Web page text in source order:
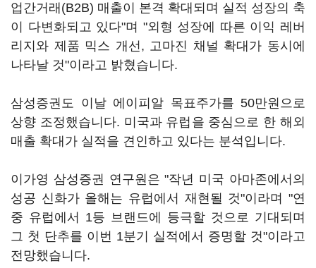
업간거래(B2B) 매출이 본격 확대되며 실적 성장의 축
이 다변화되고 있다"며 "외형 성장에 따른 이익 레버
리지와 제품 믹스 개선, 고마진 채널 확대가 동시에
나타날 것"이라고 밝혔습니다.
삼성증권도 이날 에이피알 목표주가를 50만원으로
상향 조정했습니다. 미국과 유럽을 중심으로 한 해외
매출 확대가 실적을 견인하고 있다는 분석입니다.
이가영 삼성증권 연구원은 "작년 미국 아마존에서의
성공 신화가 올해는 유럽에서 재현될 것"이라며 "연
중 유럽에서 1등 브랜드에 등극할 것으로 기대되며
그 첫 단추를 이번 1분기 실적에서 증명할 것"이라고
전망했습니다.